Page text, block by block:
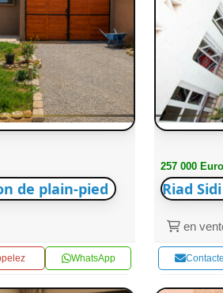
de plain-pied
WhatsApp
257 000
Riad
en